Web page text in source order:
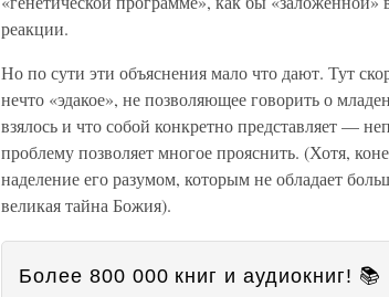
реакции.
Но по сути эти объяснения мало что дают. Тут
нечто «эдакое», не позволяющее говорить о
взялось и что собой конкретно представляет —
проблему позволяет многое прояснить. (Хотя,
наделение его разумом, которым не обладает
великая тайна Божия).
Более 800 000 книг и аудиокниг! 📚